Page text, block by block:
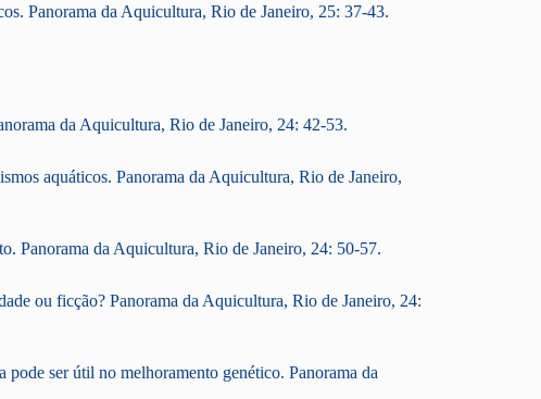
Panorama da Aquicultura, Rio de Janeiro, 25: 37-43.
da Aquicultura, Rio de Janeiro, 24: 42-53.
aquáticos. Panorama da Aquicultura, Rio de Janeiro,
Panorama da Aquicultura, Rio de Janeiro, 24: 50-57.
ou ficção? Panorama da Aquicultura, Rio de Janeiro, 24:
ser útil no melhoramento genético. Panorama da